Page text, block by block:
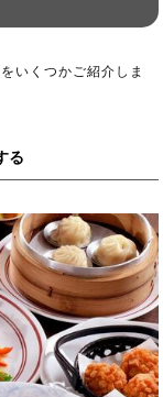
いくつかご紹介しま
る